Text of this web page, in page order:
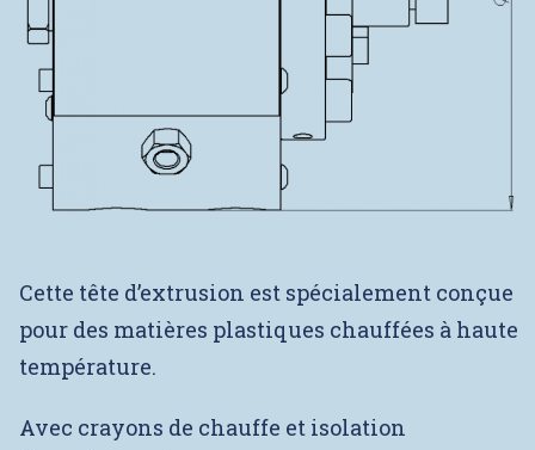
Cette tête d’extrusion est spécialement conçue
pour des matières plastiques chauffées à haute
température.
Avec crayons de chauffe et isolation